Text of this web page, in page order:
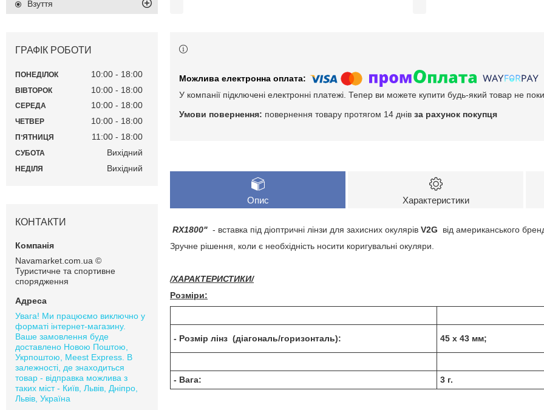
У компанії підключені електронні платежі. Тепер ви можете купити будь-який товар не
повернення товару протягом 14 днів за рахунок покупця
Опис Характеристики
RX1800" - вставка під діоптричні лінзи для захисних окулярів V2G від американського
Зручне рішення, коли є необхідність носити коригувальні окуляри.
/ХАРАКТЕРИСТИКИ/
Розміри:
- Розмір лінз (діагональ/горизонталь): 45 x 43 мм;
- Вага: 3 г.
Взуття
ГРАФІК РОБОТИ
ПОНЕДІЛОК 10:00 18:00
ВІВТОРОК 10:00 18:00
СЕРЕДА 10:00 18:00
ЧЕТВЕР 10:00 18:00
ПʼЯТНИЦЯ 11:00 18:00
СУБОТА Вихідний
НЕДІЛЯ Вихідний
КОНТАКТИ
Navamarket.com.ua ©
Туристичне та спортивне
спорядження
Увага! Ми працюємо виключно у
форматі інтернет-магазину.
Ваше замовлення буде
доставлено Новою Поштою,
Укрпоштою, Meest Express. В
залежності, де знаходиться
товар - відправка можлива з
таких міст - Київ, Львів, Дніпро,
Львів, Україна